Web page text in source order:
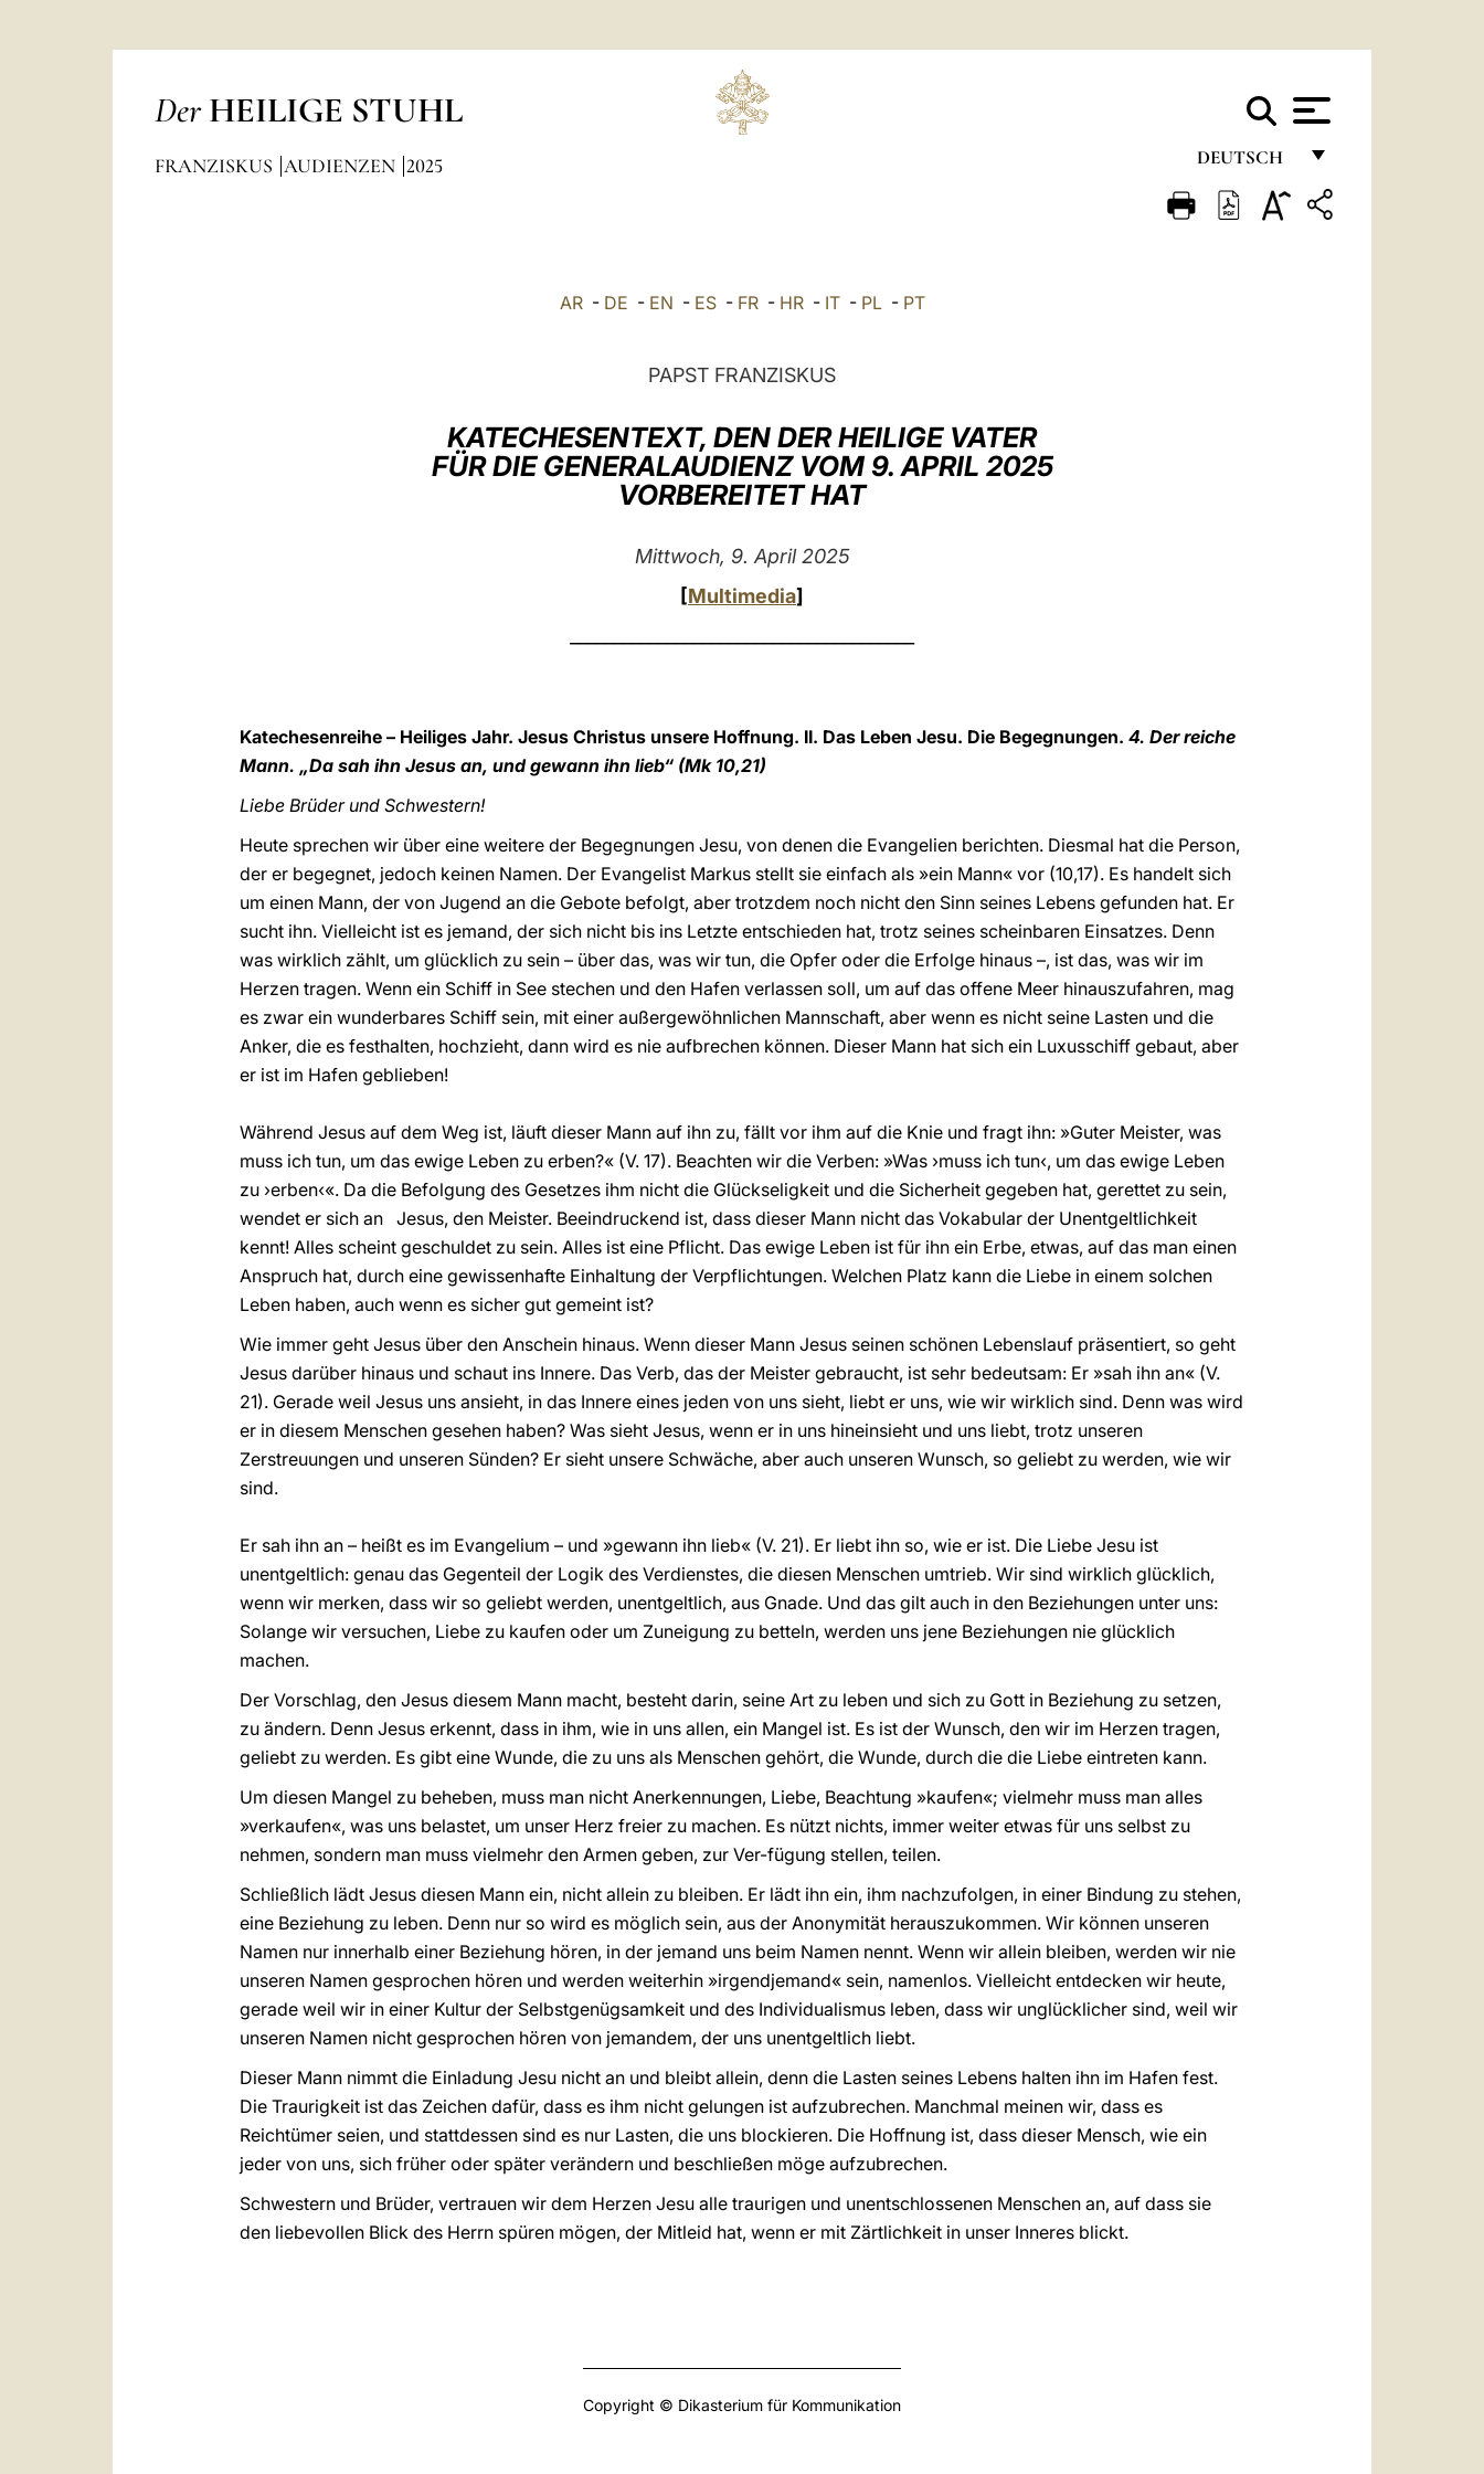
Der HEILIGE STUHL
DEUTSCH
FRANÇAIS
FRANZISKUS AUDIENZEN 2025
AR- DE - EN - ES- FR- HR- IT- PL- PT
PAPST FRANZISKUS
KATECHESENTEXT, DEN DER HEILIGE VATER
FÜR DIE GENERALAUDIENZ VOM 9. APRIL 2025
VORBEREITET HAT
Mittwoch, 9. April 2025
[Multimedia]
Katechesenreihe – Heiliges Jahr. Jesus Christus unsere Hoffnung. II. Das Leben Jesu. Die Begegnungen. 4. Der reiche
Mann. „Da sah ihn Jesus an, und gewann ihn lieb“ (Mk 10,21)
Liebe Brüder und Schwestern!
Heute sprechen wir über eine weitere der Begegnungen Jesu, von denen die Evangelien berichten. Diesmal hat die Person,
der er begegnet, jedoch keinen Namen. Der Evangelist Markus stellt sie einfach als »ein Mann« vor (10,17). Es handelt sich
um einen Mann, der von Jugend an die Gebote befolgt, aber trotzdem noch nicht den Sinn seines Lebens gefunden hat. Er
sucht ihn. Vielleicht ist es jemand, der sich nicht bis ins Letzte entschieden hat, trotz seines scheinbaren Einsatzes. Denn
was wirklich zählt, um glücklich zu sein – über das, was wir tun, die Opfer oder die Erfolge hinaus –, ist das, was wir im
Herzen tragen. Wenn ein Schiff in See stechen und den Hafen verlassen soll, um auf das offene Meer hinauszufahren, mag
es zwar ein wunderbares Schiff sein, mit einer außergewöhnlichen Mannschaft, aber wenn es nicht seine Lasten und die
Anker, die es festhalten, hochzieht, dann wird es nie aufbrechen können. Dieser Mann hat sich ein Luxusschiff gebaut, aber
er ist im Hafen geblieben!
Während Jesus auf dem Weg ist, läuft dieser Mann auf ihn zu, fällt vor ihm auf die Knie und fragt ihn: »Guter Meister, was
muss ich tun, um das ewige Leben zu erben?« (V. 17). Beachten wir die Verben: »Was ›muss ich tun‹, um das ewige Leben
zu ›erben‹«. Da die Befolgung des Gesetzes ihm nicht die Glückseligkeit und die Sicherheit gegeben hat, gerettet zu sein,
wendet er sich an Jesus, den Meister. Beeindruckend ist, dass dieser Mann nicht das Vokabular der Unentgeltlichkeit
kennt! Alles scheint geschuldet zu sein. Alles ist eine Pflicht. Das ewige Leben ist für ihn ein Erbe, etwas, auf das man einen
Anspruch hat, durch eine gewissenhafte Einhaltung der Verpflichtungen. Welchen Platz kann die Liebe in einem solchen
Leben haben, auch wenn es sicher gut gemeint ist?
Wie immer geht Jesus über den Anschein hinaus. Wenn dieser Mann Jesus seinen schönen Lebenslauf präsentiert, so geht
Jesus darüber hinaus und schaut ins Innere. Das Verb, das der Meister gebraucht, ist sehr bedeutsam: Er »sah ihn an« (V.
21). Gerade weil Jesus uns ansieht, in das Innere eines jeden von uns sieht, liebt er uns, wie wir wirklich sind. Denn was wird
er in diesem Menschen gesehen haben? Was sieht Jesus, wenn er in uns hineinsieht und uns liebt, trotz unseren
Zerstreuungen und unseren Sünden? Er sieht unsere Schwäche, aber auch unseren Wunsch, so geliebt zu werden, wie wir
sind.
Er sah ihn an – heißt es im Evangelium – und »gewann ihn lieb« (V. 21). Er liebt ihn so, wie er ist. Die Liebe Jesu ist
unentgeltlich: genau das Gegenteil der Logik des Verdienstes, die diesen Menschen umtrieb. Wir sind wirklich glücklich,
wenn wir merken, dass wir so geliebt werden, unentgeltlich, aus Gnade. Und das gilt auch in den Beziehungen unter uns:
Solange wir versuchen, Liebe zu kaufen oder um Zuneigung zu betteln, werden uns jene Beziehungen nie glücklich
machen.
Der Vorschlag, den Jesus diesem Mann macht, besteht darin, seine Art zu leben und sich zu Gott in Beziehung zu setzen,
zu ändern. Denn Jesus erkennt, dass in ihm, wie in uns allen, ein Mangel ist. Es ist der Wunsch, den wir im Herzen tragen,
geliebt zu werden. Es gibt eine Wunde, die zu uns als Menschen gehört, die Wunde, durch die die Liebe eintreten kann.
Um diesen Mangel zu beheben, muss man nicht Anerkennungen, Liebe, Beachtung »kaufen«; vielmehr muss man alles
»verkaufen«, was uns belastet, um unser Herz freier zu machen. Es nützt nichts, immer weiter etwas für uns selbst zu
nehmen, sondern man muss vielmehr den Armen geben, zur Ver-fügung stellen, teilen.
Schließlich lädt Jesus diesen Mann ein, nicht allein zu bleiben. Er lädt ihn ein, ihm nachzufolgen, in einer Bindung zu stehen,
eine Beziehung zu leben. Denn nur so wird es möglich sein, aus der Anonymität herauszukommen. Wir können unseren
Namen nur innerhalb einer Beziehung hören, in der jemand uns beim Namen nennt. Wenn wir allein bleiben, werden wir nie
unseren Namen gesprochen hören und werden weiterhin »irgendjemand« sein, namenlos. Vielleicht entdecken wir heute,
gerade weil wir in einer Kultur der Selbstgenügsamkeit und des Individualismus leben, dass wir unglücklicher sind, weil wir
unseren Namen nicht gesprochen hören von jemandem, der uns unentgeltlich liebt.
Dieser Mann nimmt die Einladung Jesu nicht an und bleibt allein, denn die Lasten seines Lebens halten ihn im Hafen fest.
Die Traurigkeit ist das Zeichen dafür, dass es ihm nicht gelungen ist aufzubrechen. Manchmal meinen wir, dass es
Reichtümer seien, und stattdessen sind es nur Lasten, die uns blockieren. Die Hoffnung ist, dass dieser Mensch, wie ein
jeder von uns, sich früher oder später verändern und beschließen möge aufzubrechen.
Schwestern und Brüder, vertrauen wir dem Herzen Jesu alle traurigen und unentschlossenen Menschen an, auf dass sie
den liebevollen Blick des Herrn spüren mögen, der Mitleid hat, wenn er mit Zärtlichkeit in unser Inneres blickt.
Copyright © Dikasterium für Kommunikation